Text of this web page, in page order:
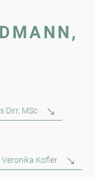
Dirr, MSc
Veronika Kofler